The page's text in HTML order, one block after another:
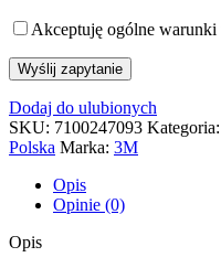
Akceptuję ogólne
Dodaj do ulubionych
SKU: 7100247093 Kategoria:
Polska Marka: 3M
Opis
Opinie (0)
Opis